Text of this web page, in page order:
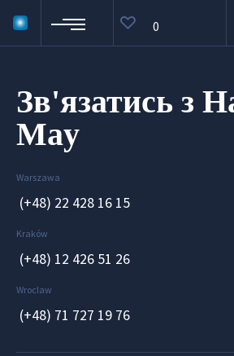
0
Зв'язатись з
May
Warszawa
(+48) 22 428 16 15
Kraków
(+48) 12 426 51 26
Wroclaw
(+48) 71 727 19 76